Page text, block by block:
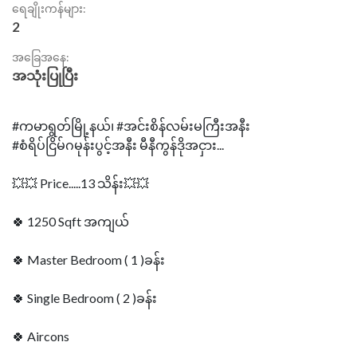
ရေချိုးကန်များ:
2
အခြေအနေ:
အသုံးပြုပြီး
#ကမာရွတ်မြို့နယ်၊ #အင်းစိန်လမ်းမကြီးအနီး
#စံရိပ်ငြိမ်ဂမုန်းပွင့်အနီး မီနီကွန်ဒိုအငှား...
💥💥 Price.....13 သိန်း💥💥
🍀 1250 Sqft အကျယ်
🍀 Master Bedroom ( 1 )ခန်း
🍀 Single Bedroom ( 2 )ခန်း
🍀 Aircons